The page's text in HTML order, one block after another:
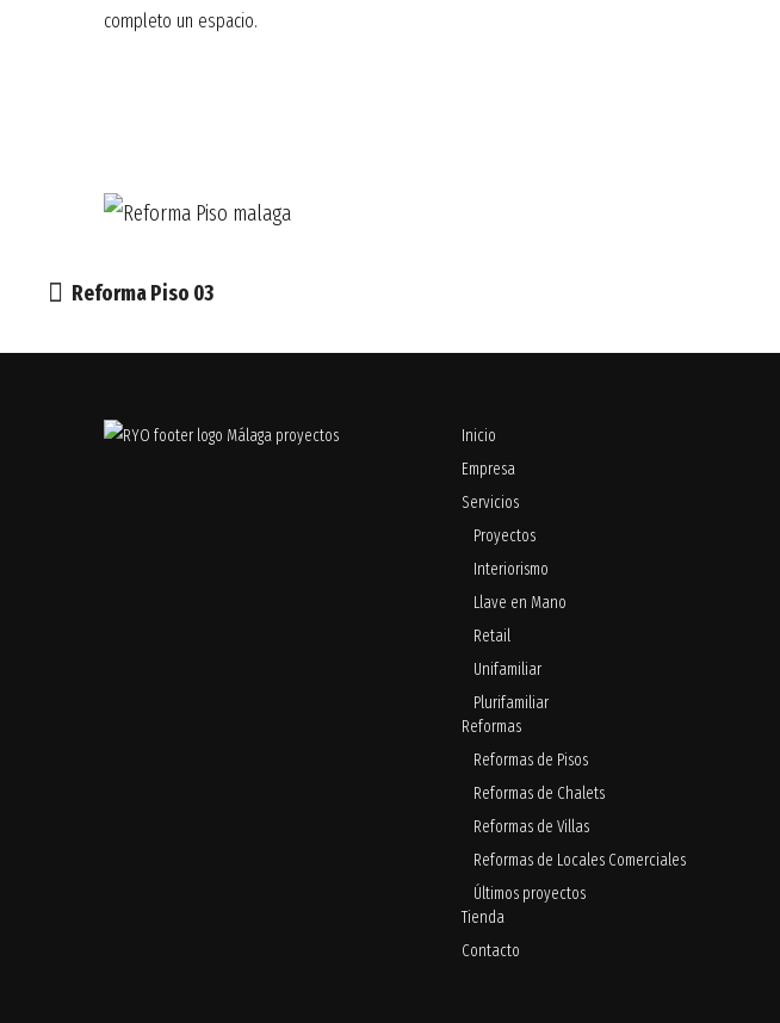
completo un espacio.
Reforma Piso 03
Inicio
Empresa
Servicios
Proyectos
Interiorismo
Llave en Mano
Retail
Unifamiliar
Plurifamiliar
Reformas
Reformas de Pisos
Reformas de Chalets
Reformas de Villas
Reformas de Locales Comerciales
Últimos proyectos
Tienda
Contacto